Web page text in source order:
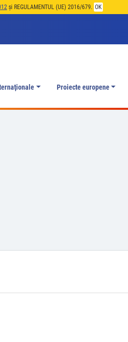
și REGULAMENTUL (UE) 2016/679. OK
Proiecte europene